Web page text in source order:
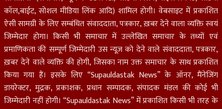
कॉल,बाईट, सोशल मीडिया लिंक आदि) शामिल होगी। वेबसाइट में प्रकाशित
ऐसी सामग्री के लिए सम्बंधित संवाददाता, पत्रकार, ख़बर देने वाला व्यक्ति स्वयं
जिम्मेदार होगा। किसी भी समाचार में उल्लेखित समाचार के तथ्यों एवं
प्रमाणिकता की सम्पूर्ण जिम्मेदारी उस न्यूज़ को देने वाले संवाददाता, पत्रकार,
ख़बर देने वाले व्यक्ति की होगी, जिसका नाम उक्त समाचार के साथ प्रकाशित
किया गया हैं। इसके लिए “Supauldastak News” के ऑनर, मैंनेजिंग
डायरेक्टर, मुद्रक, प्रकाशक, प्रधान सम्पादक, संपादक मंडल की कोई भी
जिम्मेदारी नहीं होगी। “Supauldastak News” में प्रकाशित किसी भी तरह के